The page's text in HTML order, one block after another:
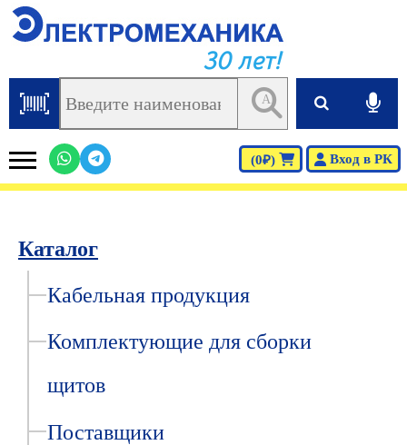
30 лет!
AI
(0₽) Вход в РК
Каталог
Кабельная продукция
Комплектующие для сборки
щитов
Поставщики